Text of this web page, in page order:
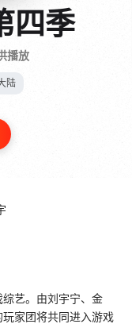
四季
播放
陆
艺。由刘宇宁、金
家团将共同进入游戏